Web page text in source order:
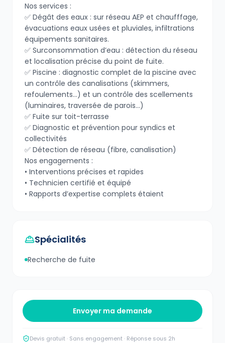
Nos services :
✅ Dégât des eaux : sur réseau AEP et chaufffage,
évacuations eaux usées et pluviales, infiltrations
équipements sanitaires.
✅ Surconsommation d’eau : détection du réseau
et localisation précise du point de fuite.
✅ Piscine : diagnostic complet de la piscine avec
un contrôle des canalisations (skimmers,
refoulements…) et un contrôle des scellements
(luminaires, traversée de parois…)
✅ Fuite sur toit-terrasse
✅ Diagnostic et prévention pour syndics et
collectivités
✅ Détection de réseau (fibre, canalisation)
Nos engagements :
• Interventions précises et rapides
• Technicien certifié et équipé
• Rapports d’expertise complets étaient
Spécialités
Recherche de fuite
Envoyer ma demande
Devis gratuit · Sans engagement · Réponse sous 2h